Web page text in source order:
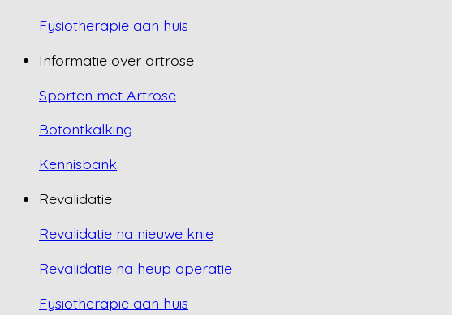
Fysiotherapie aan huis
Informatie over artrose
Sporten met Artrose
Botontkalking
Kennisbank
Revalidatie
Revalidatie na nieuwe knie
Revalidatie na heup operatie
Fysiotherapie aan huis